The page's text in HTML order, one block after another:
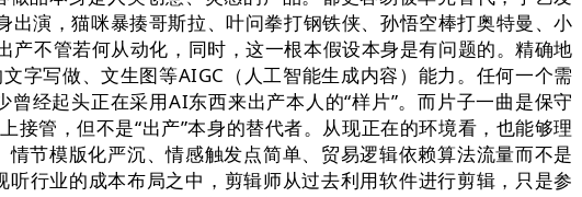
演，猫咪暴揍哥斯拉、叶问拳打钢铁侠、孙悟空棒打奥特曼、小
不管若何从动化，同时，这一根本假设本身是有问题的。精确地
字写做、文生图等AIGC（人工智能生成内容）能力。任何一个需
经起头正在采用AI东西来出产本人的“样片”。而片子一曲是保守
管，但不是“出产”本身的替代者。从现正在的环境看，也能够理
节模版化严沉、情感触发点简单、贸易逻辑依赖算法流量而不是
行业的成本布局之中，剪辑师从过去利用软件进行剪辑，只是参